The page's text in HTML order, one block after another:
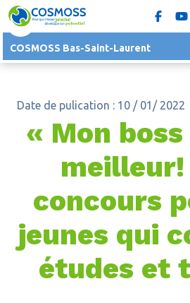
COSMOSS Bas-Saint-Laurent
Date de pulication : 10 / 01/ 2022
« Mon
meilleur!
concours
jeunes qui
études et